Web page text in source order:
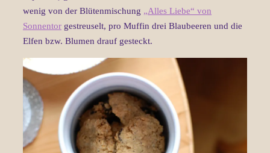
wenig von der Blütenmischung „Alles Liebe“ von
Sonnentor gestreuselt, pro Muffin drei Blaubeeren und die
Elfen bzw. Blumen drauf gesteckt.